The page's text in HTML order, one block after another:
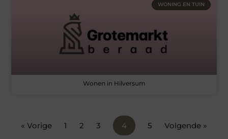
WONING EN TUIN
Wonen in Hilversum
« Vorige 1 2 3 4 5 Volgende »